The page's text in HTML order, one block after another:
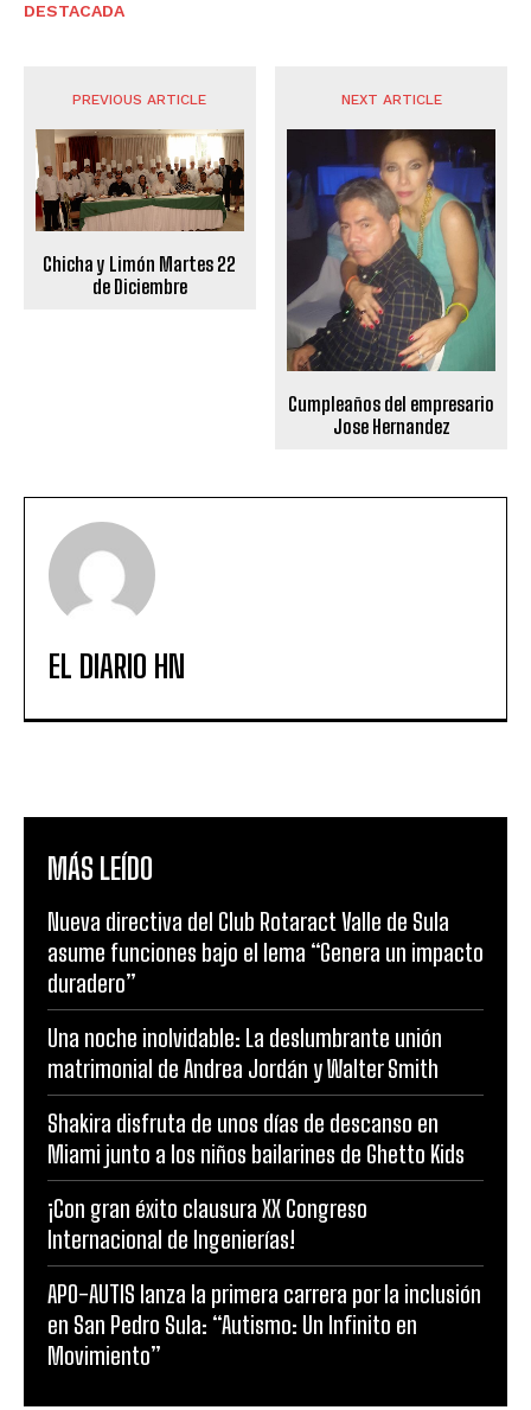
DESTACADA
PREVIOUS ARTICLE
Chicha y Limón Martes 22
de Diciembre
NEXT ARTICLE
Cumpleaños del empresario
Jose Hernandez
EL DIARIO HN
MÁS LEÍDO
Nueva directiva del Club Rotaract Valle de Sula
asume funciones bajo el lema “Genera un impacto
duradero”
Una noche inolvidable: La deslumbrante unión
matrimonial de Andrea Jordán y Walter Smith
Shakira disfruta de unos días de descanso en
Miami junto a los niños bailarines de Ghetto Kids
¡Con gran éxito clausura XX Congreso
Internacional de Ingenierías!
APO-AUTIS lanza la primera carrera por la inclusión
en San Pedro Sula: “Autismo: Un Infinito en
Movimiento”